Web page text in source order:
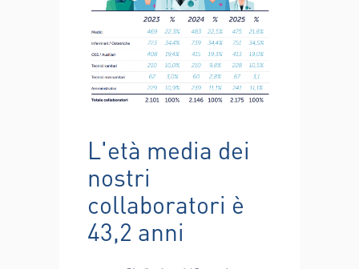
L'età media dei
nostri
collaboratori è
43,2 anni